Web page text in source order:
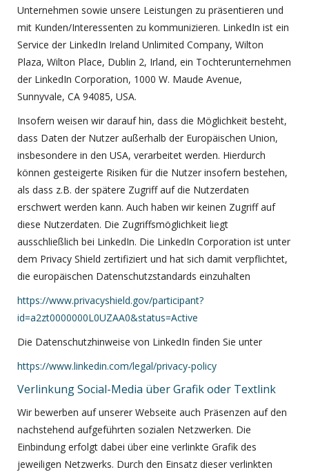
Unternehmen sowie unsere Leistungen zu präsentieren und
mit Kunden/Interessenten zu kommunizieren. LinkedIn ist ein
Service der LinkedIn Ireland Unlimited Company, Wilton
Plaza, Wilton Place, Dublin 2, Irland, ein Tochterunternehmen
der LinkedIn Corporation, 1000 W. Maude Avenue,
Sunnyvale, CA 94085, USA.
Insofern weisen wir darauf hin, dass die Möglichkeit besteht,
dass Daten der Nutzer außerhalb der Europäischen Union,
insbesondere in den USA, verarbeitet werden. Hierdurch
können gesteigerte Risiken für die Nutzer insofern bestehen,
als dass z.B. der spätere Zugriff auf die Nutzerdaten
erschwert werden kann. Auch haben wir keinen Zugriff auf
diese Nutzerdaten. Die Zugriffsmöglichkeit liegt
ausschließlich bei LinkedIn. Die LinkedIn Corporation ist unter
dem Privacy Shield zertifiziert und hat sich damit verpflichtet,
die europäischen Datenschutzstandards einzuhalten
https://www.privacyshield.gov/participant?
id=a2zt0000000L0UZAA0&status=Active
Die Datenschutzhinweise von LinkedIn finden Sie unter
https://www.linkedin.com/legal/privacy-policy
Verlinkung Social-Media über Grafik oder Textlink
Wir bewerben auf unserer Webseite auch Präsenzen auf den
nachstehend aufgeführten sozialen Netzwerken. Die
Einbindung erfolgt dabei über eine verlinkte Grafik des
jeweiligen Netzwerks. Durch den Einsatz dieser verlinkten